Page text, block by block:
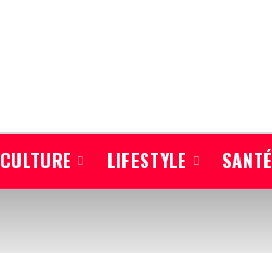
CULTURE LIFESTYLE SANTÉ